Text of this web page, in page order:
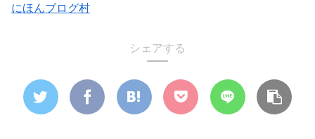
にほんブログ村
シェアする